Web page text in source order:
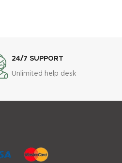
24/7 SUPPORT
Unlimited help desk